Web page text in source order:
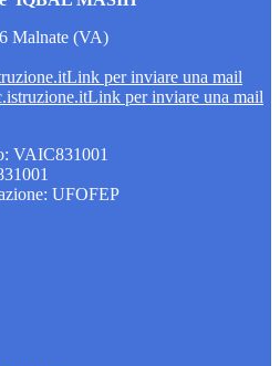
Malnate (VA)
Link per inviare una mail
Link per inviare una mail
VAIC831001
UFOFEP